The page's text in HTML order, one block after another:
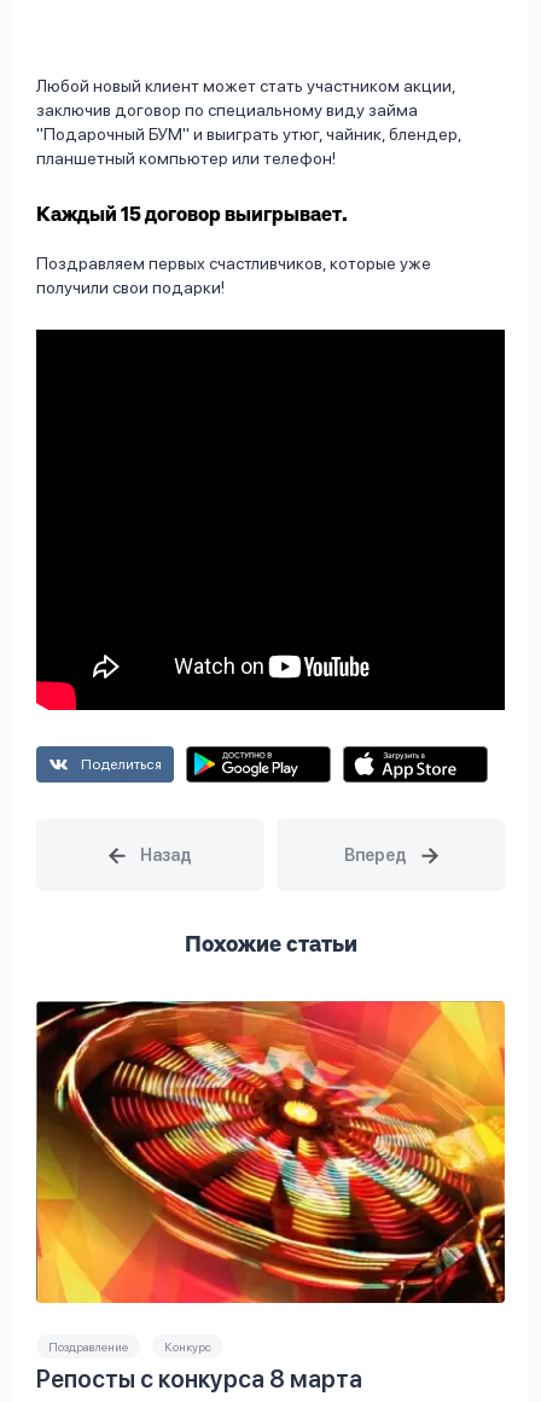
Любой новый клиент может стать участником акции,
заключив договор по специальному виду займа
"Подарочный БУМ" и выиграть утюг, чайник, блендер,
планшетный компьютер или телефон!
Каждый 15 договор выигрывает.
Поздравляем первых счастливчиков, которые уже
получили свои подарки!
Поделиться
Похожие статьи
Поздравление Конкурс
Репосты с конкурса 8 марта